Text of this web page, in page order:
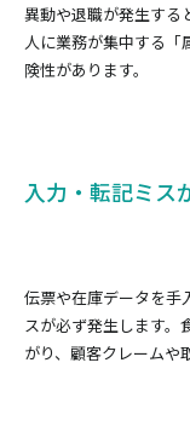
異動や退職が発生する
人に業務が集中する「
険性があります。
入力・転記ミス
伝票や在庫データを手
スが必ず発生します。
がり、顧客クレームや